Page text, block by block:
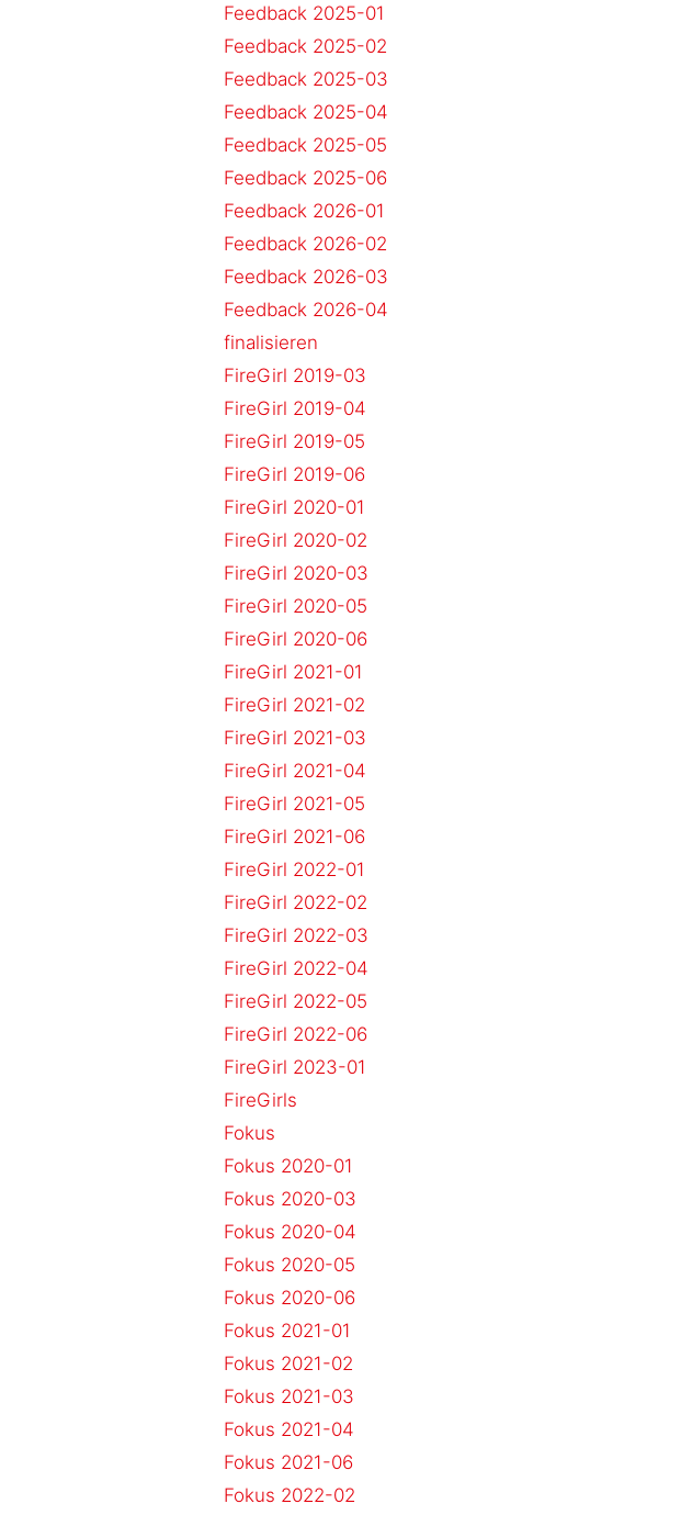
Feedback 2025-01
Feedback 2025-02
Feedback 2025-03
Feedback 2025-04
Feedback 2025-05
Feedback 2025-06
Feedback 2026-01
Feedback 2026-02
Feedback 2026-03
Feedback 2026-04
finalisieren
FireGirl 2019-03
FireGirl 2019-04
FireGirl 2019-05
FireGirl 2019-06
FireGirl 2020-01
FireGirl 2020-02
FireGirl 2020-03
FireGirl 2020-05
FireGirl 2020-06
FireGirl 2021-01
FireGirl 2021-02
FireGirl 2021-03
FireGirl 2021-04
FireGirl 2021-05
FireGirl 2021-06
FireGirl 2022-01
FireGirl 2022-02
FireGirl 2022-03
FireGirl 2022-04
FireGirl 2022-05
FireGirl 2022-06
FireGirl 2023-01
FireGirls
Fokus
Fokus 2020-01
Fokus 2020-03
Fokus 2020-04
Fokus 2020-05
Fokus 2020-06
Fokus 2021-01
Fokus 2021-02
Fokus 2021-03
Fokus 2021-04
Fokus 2021-06
Fokus 2022-02